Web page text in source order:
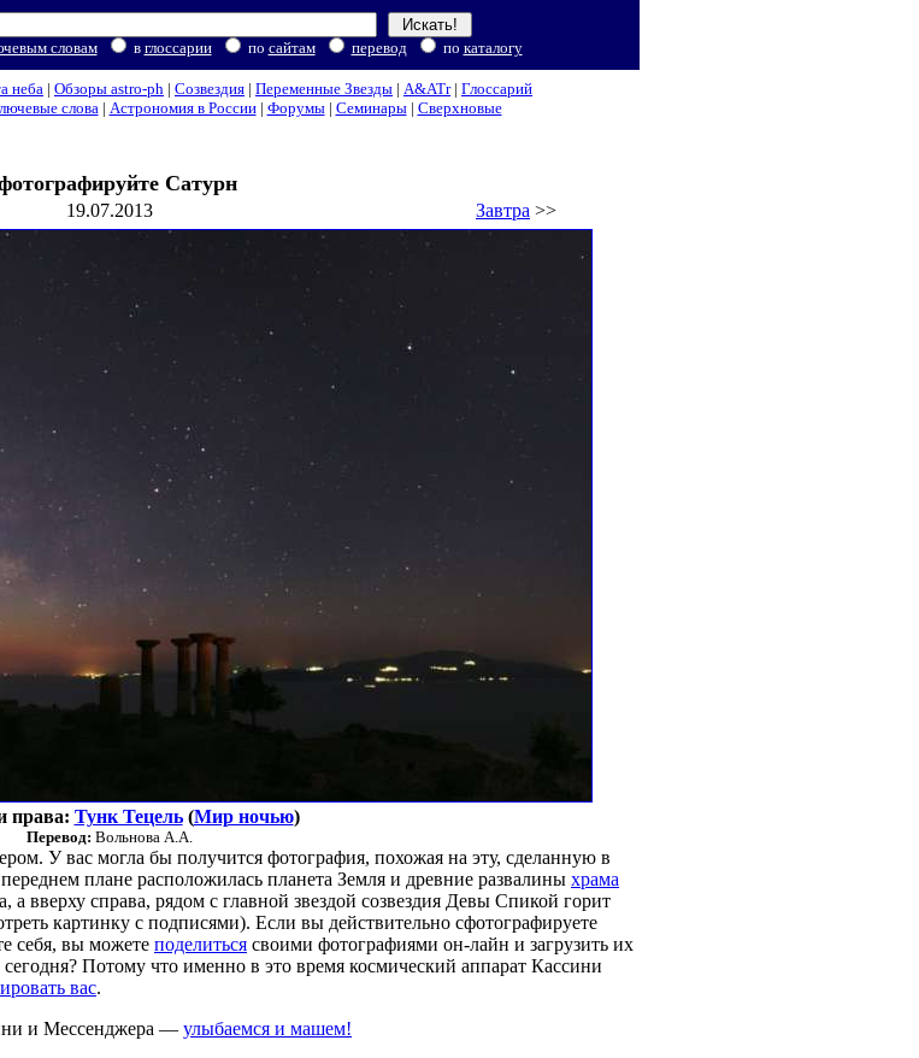
словам в глоссарии по сайтам перевод по каталогу
неба | Обзоры astro-ph | Созвездия | Переменные Звезды | A&ATr| Глоссарий
слова| Астрономия в России| Форумы| Семинары| Сверхновые
Сатурн
19.07.2013 Завтра >>
права: Тунк Тецель(Мир ночью)
Перевод: Вольнова А.А.
У вас могла бы получится фотография, похожая на эту, сделанную в
плане расположилась планета Земля и древние развалины храма
а вверху справа, рядом с главной звездой созвездия Девы Спикой горит
картинку с подписями). Если вы действительно сфотографируете
себя, вы можете поделиться своими фотографиями он-лайн и загрузить их
Потому что именно в это время космический аппарат Кассини
вас.
и Мессенджера — улыбаемся и машем!